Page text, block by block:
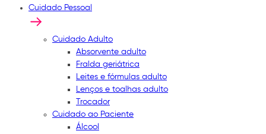
Cuidado Pessoal
Cuidado Adulto
Absorvente adulto
Fralda geriátrica
Leites e fórmulas adulto
Lenços e toalhas adulto
Trocador
Cuidado ao Paciente
Álcool